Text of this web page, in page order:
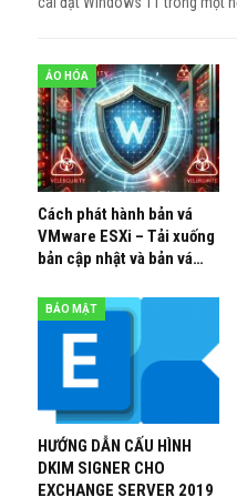
ẢO HÓA
Cách phát hành bản vá
VMware ESXi – Tải xuống
bản cập nhật và bản vá…
BẢO MẬT
HƯỚNG DẪN CẤU HÌNH
DKIM SIGNER CHO
EXCHANGE SERVER 2019